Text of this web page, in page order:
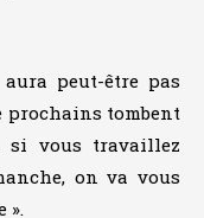
peut-être pas
prochains tombent
si vous travaillez
on va vous
».